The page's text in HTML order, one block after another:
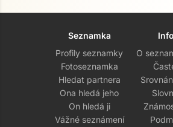
Seznamka
Profily seznamky
Fotoseznamka
Hledat partnera
Ona hledá jeho
On hledá ji
Vážné seznámení
O